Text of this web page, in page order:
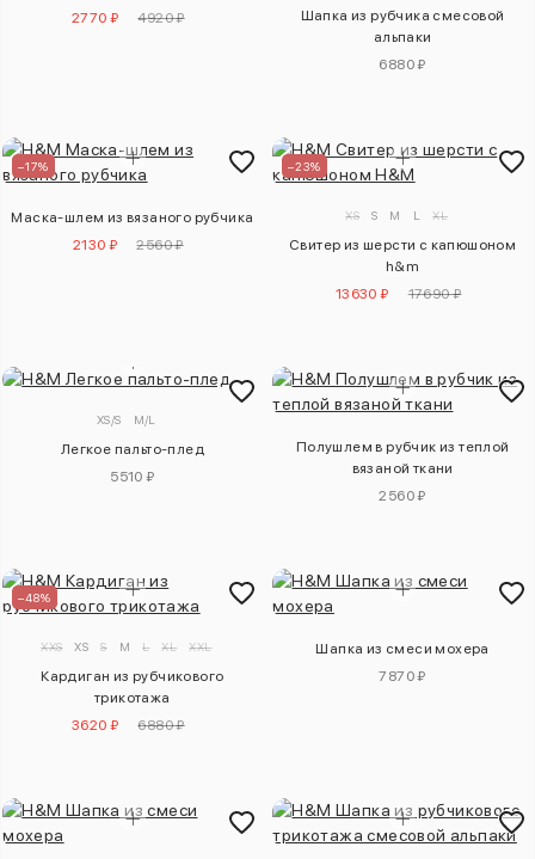
2770 ₽
4920 ₽
Шапка из рубчика смесовой
альпаки
6880 ₽
–17%
Маска-шлем из вязаного рубчика
2130 ₽
2560 ₽
–23%
XS S M L XL
Свитер из шерсти с капюшоном
h&m
13630 ₽
17690 ₽
XS/S M/L
Легкое пальто-плед
5510 ₽
Полушлем в рубчик из теплой
вязаной ткани
2560 ₽
–48%
XXS XS S M L XL XXL
Кардиган из рубчикового
трикотажа
3620 ₽
6880 ₽
Шапка из смеси мохера
7870 ₽